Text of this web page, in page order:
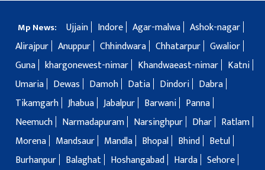
Mp News: Ujjain Indore Agar-malwa Ashok-nagar
Alirajpur Anuppur Chhindwara Chhatarpur Gwalior
Guna khargonewest-nimar Khandwaeast-nimar
Katni
Umaria
Dewas Damoh Datia Dindori
Dabra
Tikamgarh Jhabua Jabalpur Barwani
Panna
Neemuch
Narmadapuram Narsinghpur Dhar
Ratlam
Morena
Mandsaur Mandla Bhopal Bhind
Betul
Burhanpur
Balaghat Hoshangabad Harda Sehore